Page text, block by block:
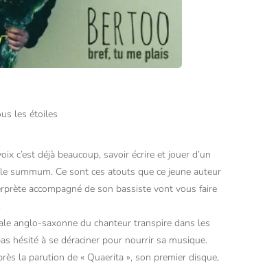
les étoiles
c’est déjà beaucoup, savoir écrire et jouer d’un
summum. Ce sont ces atouts que ce jeune auteur
accompagné de son bassiste vont vous faire
anglo-saxonne du chanteur transpire dans les
hésité à se déraciner pour nourrir sa musique.
la parution de « Quaerita », son premier disque,